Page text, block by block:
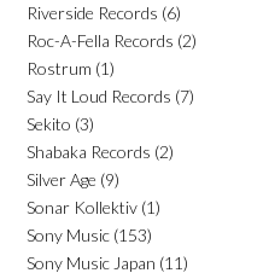
Riverside Records (6)
Roc-A-Fella Records (2)
Rostrum (1)
Say It Loud Records (7)
Sekito (3)
Shabaka Records (2)
Silver Age (9)
Sonar Kollektiv (1)
Sony Music (153)
Sony Music Japan (11)